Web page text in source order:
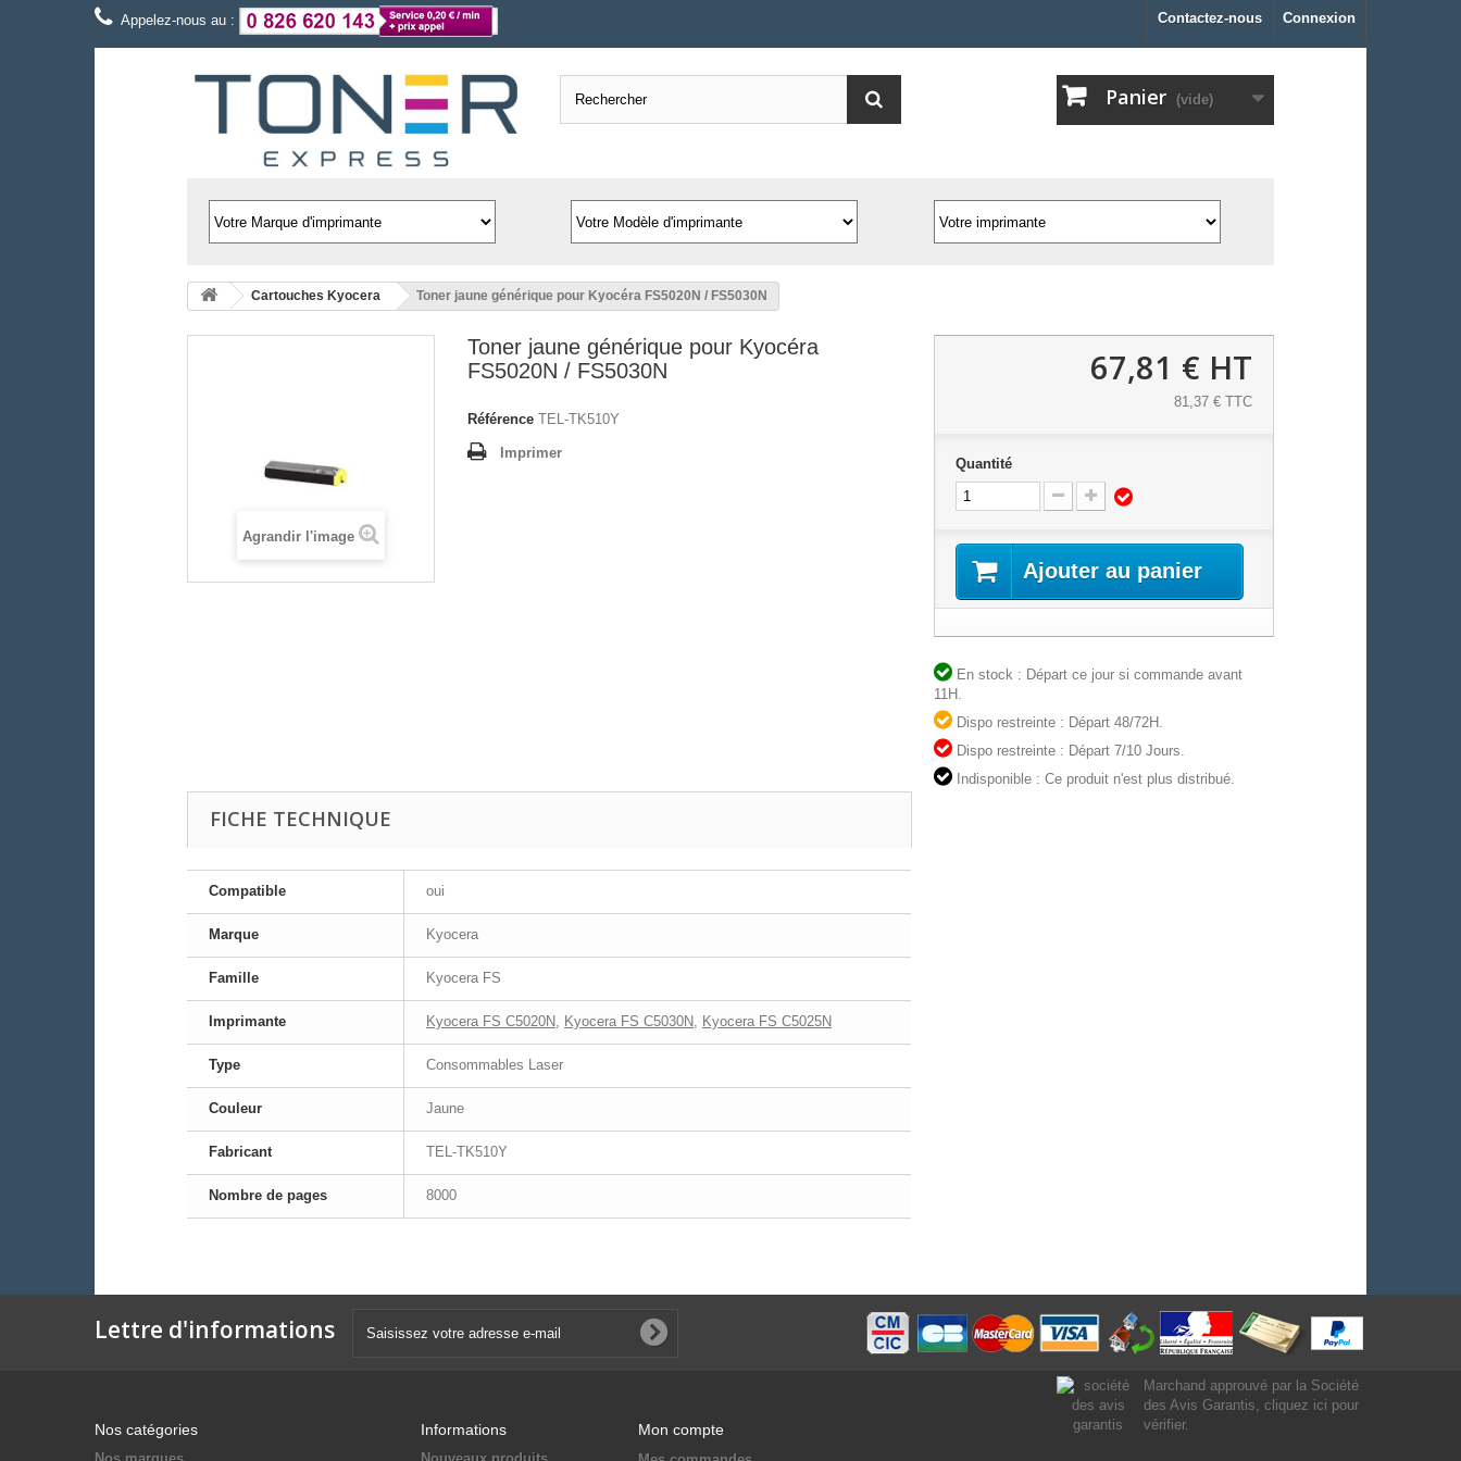
Connexion
Contactez-nous
Appelez-nous au :
Panier (vide)
Cartouches Kyocera Toner jaune générique pour Kyocéra FS5020N / FS5030N
Agrandir l'image
Toner jaune générique pour Kyocéra
FS5020N / FS5030N
Référence TEL-TK510Y
Imprimer
67,81 € HT
81,37 € TTC
Quantité
Ajouter au panier
En stock : Départ ce jour si commande avant
11H.
Dispo restreinte : Départ 48/72H.
Dispo restreinte : Départ 7/10 Jours.
Indisponible : Ce produit n'est plus distribué.
FICHE TECHNIQUE
Compatible oui
Marque Kyocera
Famille Kyocera FS
Imprimante Kyocera FS C5020N, Kyocera FS C5030N, Kyocera FS C5025N
Type Consommables Laser
Couleur Jaune
Fabricant TEL-TK510Y
Nombre de pages 8000
Lettre d'informations
Nos catégories Informations Mon compte
Marchand approuvé par la Société
des Avis Garantis, cliquez ici pour
vérifier.